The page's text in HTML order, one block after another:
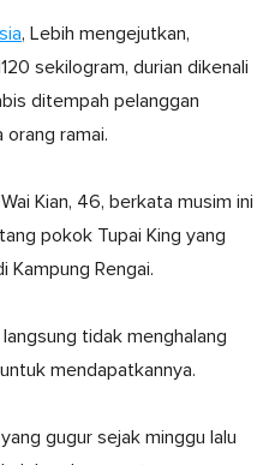
, Lebih mengejutkan,
sekilogram, durian dikenali
ditempah pelanggan
ramai.
Kian, 46, berkata musim ini
pokok Tupai King yang
Kampung Rengai.
tidak menghalang
mendapatkannya.
gugur sejak minggu lalu